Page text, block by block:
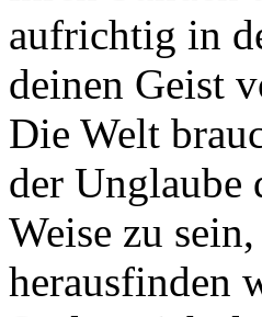
aufrichtig in
deinen Geist
Die Welt
der Unglaube
Weise zu
herausfinden